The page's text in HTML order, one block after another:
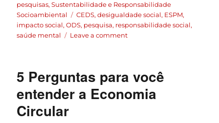
pesquisas,Sustentabilidade e Responsabilidade
Socioambiental
CEDS,desigualdade social, ESPM,
impacto social,ODS, pesquisa, responsabilidade social,
saúde mental
Leave a comment
5 Perguntas para você
entender a Economia
Circular